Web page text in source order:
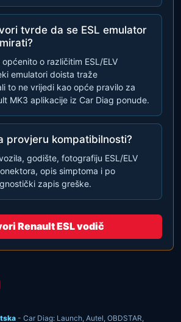
tvrde da se ESL emulator
o različitim ESL/ELV
emulatori doista traže
to ne vrijedi kao opće pravilo za
MK3 aplikacije iz Car Diag ponude.
provjeru kompatibilnosti?
godište, fotografiju ESL/ELV
opis simptoma i po
zapis greške.
Renault ESL vodič
- Car Diag: Launch, Autel, OBDSTAR,